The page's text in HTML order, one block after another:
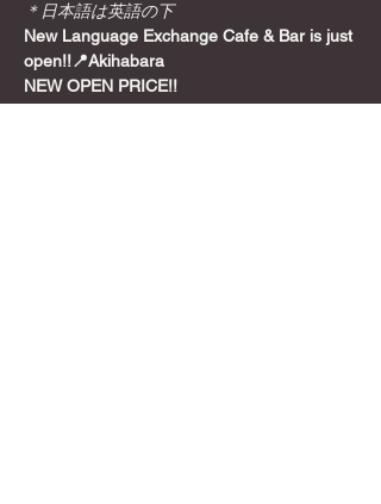
＊日本語は英語の下
New Language Exchange Cafe & Bar is just
open!!📍Akihabara
NEW OPEN PRICE!!